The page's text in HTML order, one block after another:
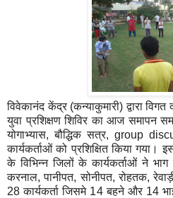
विवेकानंद केंद्र (कन्याकुमारी) द्वारा
युवा प्रशिक्षण शिविर का आज समापन
योगाभ्यास, बौद्धिक सत्र, group
कार्यकर्ताओं को प्रशिक्षित किया गया।
के विभिन्न जिलों के कार्यकर्ताओं ने
करनाल, पानीपत, सोनीपत, रोहतक,
28 कार्यकर्ता जिसमे 14 बहने और 14